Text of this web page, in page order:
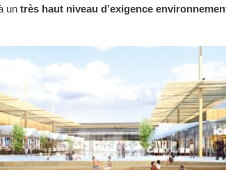
un très haut niveau d’exigence